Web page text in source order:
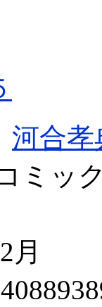
河合孝
ミッ
月